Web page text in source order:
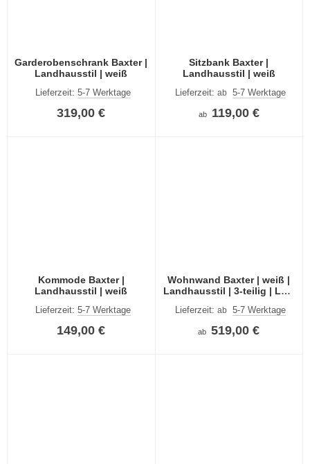
Garderobenschrank Baxter |
Landhausstil | weiß
Lieferzeit: 5-7 Werktage
319,00 €
Sitzbank Baxter |
Landhausstil | weiß
Lieferzeit:ab 5-7 Werktage
ab 119,00 €
Kommode Baxter |
Landhausstil | weiß
Lieferzeit: 5-7 Werktage
149,00 €
Wohnwand Baxter | weiß |
Landhausstil | 3-teilig | LED
Lieferzeit:ab 5-7 Werktage
ab 519,00 €